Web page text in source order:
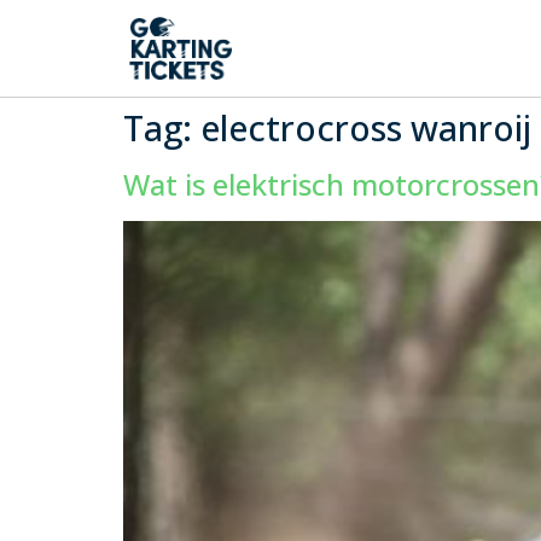
Tag: electrocross wanroij
Wat is elektrisch